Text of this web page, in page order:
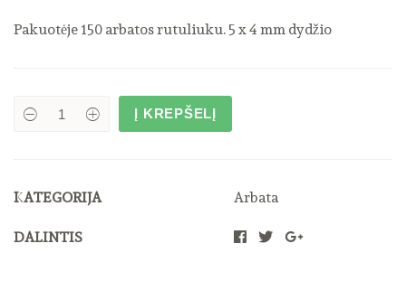
Pakuotėje 150 arbatos rutuliuku. 5 x 4 mm dydžio
Imbiero Į KREPŠELĮ
KATEGORIJA
Arbata
DALINTIS